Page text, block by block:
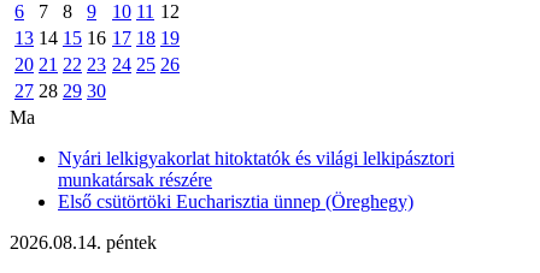
6
7 8 9 10 11 12
13 14 15 16 17 18 19
20 21 22 23 24 25 26
27 28 29 30
Ma
Nyári lelkigyakorlat hitoktatók és világi lelkipásztori
munkatársak részére
Első csütörtöki Eucharisztia ünnep (Öreghegy)
2026.08.14. péntek